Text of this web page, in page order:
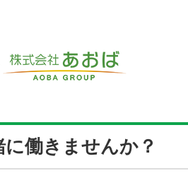
働きませんか？